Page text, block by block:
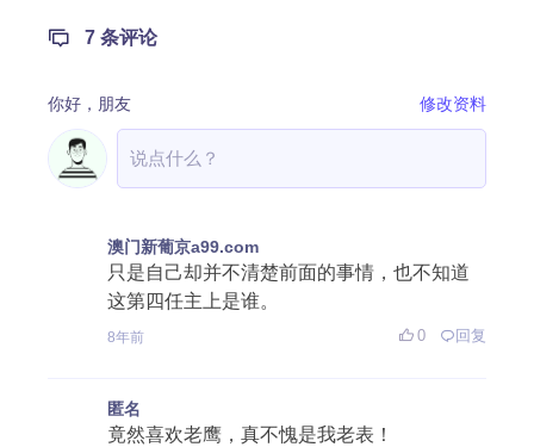
7 条评论
你好， 朋友 修改资料
澳门新葡京a99.com
只是自己却并不清楚前面的事情，也不知道
这第四任主上是谁。
8年前 0 回复
匿名
竟然喜欢老鹰，真不愧是我老表！